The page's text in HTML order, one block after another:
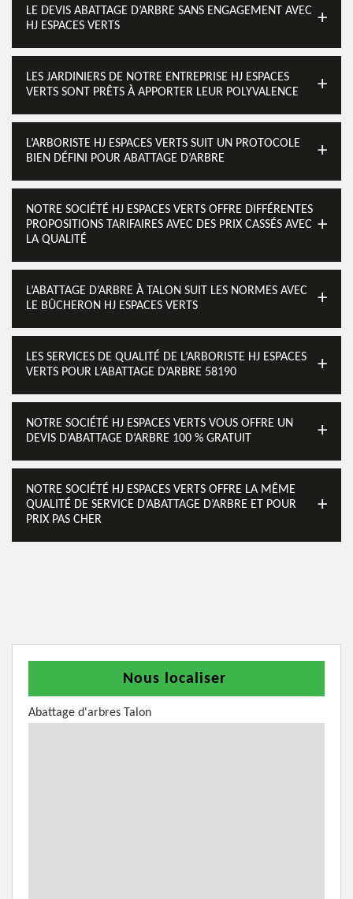
LE DEVIS ABATTAGE D’ARBRE SANS ENGAGEMENT AVEC
HJ ESPACES VERTS
LES JARDINIERS DE NOTRE ENTREPRISE HJ ESPACES
VERTS SONT PRÊTS À APPORTER LEUR POLYVALENCE
L’ARBORISTE HJ ESPACES VERTS SUIT UN PROTOCOLE
BIEN DÉFINI POUR ABATTAGE D’ARBRE
NOTRE SOCIÉTÉ HJ ESPACES VERTS OFFRE DIFFÉRENTES
PROPOSITIONS TARIFAIRES AVEC DES PRIX CASSÉS AVEC
LA QUALITÉ
L’ABATTAGE D’ARBRE À TALON SUIT LES NORMES AVEC
LE BÛCHERON HJ ESPACES VERTS
LES SERVICES DE QUALITÉ DE L’ARBORISTE HJ ESPACES
VERTS POUR L’ABATTAGE D’ARBRE 58190
NOTRE SOCIÉTÉ HJ ESPACES VERTS VOUS OFFRE UN
DEVIS D’ABATTAGE D’ARBRE 100 % GRATUIT
NOTRE SOCIÉTÉ HJ ESPACES VERTS OFFRE LA MÊME
QUALITÉ DE SERVICE D’ABATTAGE D’ARBRE ET POUR
PRIX PAS CHER
Nous localiser
Abattage d'arbres Talon